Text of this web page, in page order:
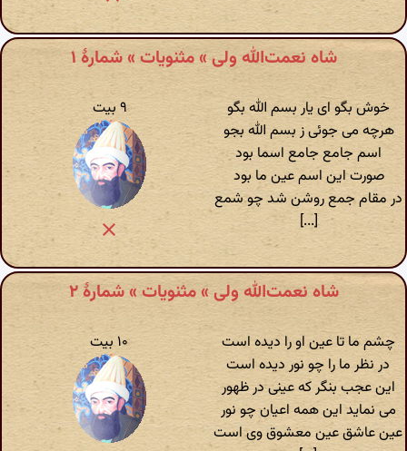
شاه نعمت‌الله ولی » مثنویات » شمارهٔ ۱
خوش بگو ای یار بسم الله بگو
هرچه می جوئی ز بسم الله بجو
اسم جامع جامع اسما بود
صورت این اسم عین ما بود
در مقام جمع روشن شد چو شمع
[...]
۹ بیت
شاه نعمت‌الله ولی » مثنویات » شمارهٔ ۲
چشم ما تا عین او را دیده است
در نظر ما را چو نور دیده است
این عجب بنگر که عینی در ظهور
می نماید این همه اعیان چو نور
عین عاشق عین معشوق وی است
۱۰ بیت